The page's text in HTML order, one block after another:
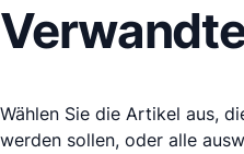
Wählen Sie die Artikel aus,
werden sollen, oder alle